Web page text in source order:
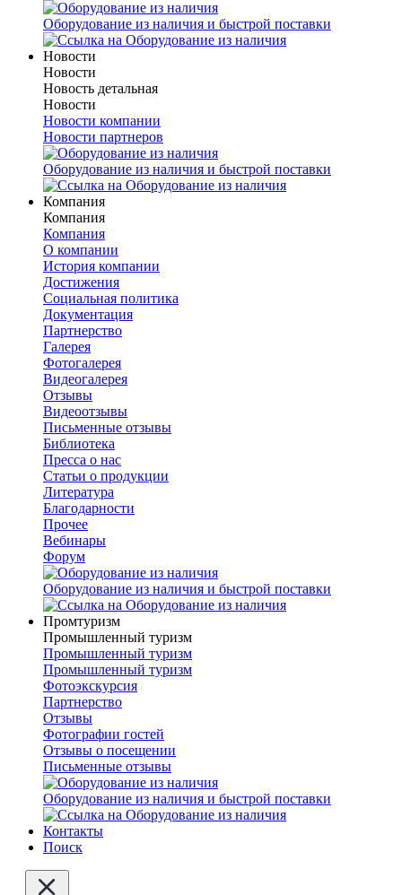
Оборудование из наличия и быстрой поставки
Новости
Новости
Новость детальная
Новости
Новости компании
Новости партнеров
Оборудование из наличия и быстрой поставки
Компания
Компания
Компания
О компании
История компании
Достижения
Социальная политика
Документация
Партнерство
Галерея
Фотогалерея
Видеогалерея
Отзывы
Видеоотзывы
Письменные отзывы
Библиотека
Пресса о нас
Статьи о продукции
Литература
Благодарности
Прочее
Вебинары
Форум
Оборудование из наличия и быстрой поставки
Промтуризм
Промышленный туризм
Промышленный туризм
Промышленный туризм
Фотоэкскурсия
Партнерство
Отзывы
Фотографии гостей
Отзывы о посещении
Письменные отзывы
Оборудование из наличия и быстрой поставки
Контакты
Поиск